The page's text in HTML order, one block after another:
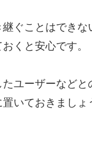
ぐことはでき
くと安心です。
たユーザーなど
いておきましょ